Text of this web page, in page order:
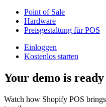
Point of Sale
Hardware
Preisgestaltung für POS
Einloggen
Kostenlos starten
Your demo is ready
Watch how Shopify POS